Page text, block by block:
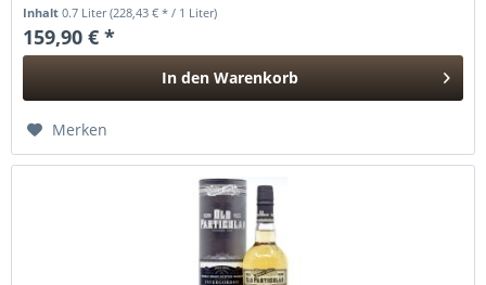
Inhalt0.7 Liter(228,43 € * / 1 Liter)
159,90 € *
In den Warenkorb
Merken